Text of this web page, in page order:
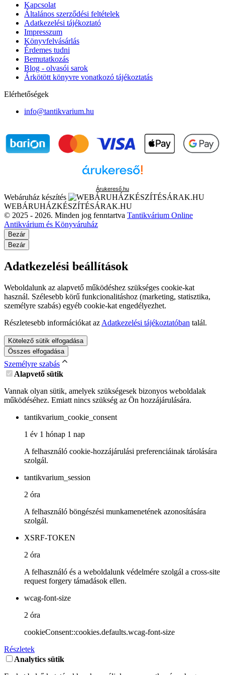
Kapcsolat
Általános szerződési feltételek
Adatkezelési tájékoztató
Impresszum
Könyvfelvásárlás
Érdemes tudni
Bemutatkozás
Blog - olvasói sarok
Árkötött könyvre vonatkozó tájékoztatás
Elérhetőségek
info@tantikvarium.hu
Árukereső.hu
Webáruház készítés
WEBÁRUHÁZKÉSZÍTÉSÁRAK.HU
© 2025 - 2026. Minden jog fenntartva Tantikvárium Online
Antikvárium és Könyváruház
Bezár
Bezár
Adatkezelési beállítások
Weboldalunk az alapvető működéshez szükséges cookie-kat
használ. Szélesebb körű funkcionalitáshoz (marketing, statisztika,
személyre szabás) egyéb cookie-kat engedélyezhet.
Részletesebb információkat az Adatkezelési tájékoztatóban talál.
Kötelező sütik elfogadása
Összes elfogadása
Személyre szabás
Alapvető sütik
Vannak olyan sütik, amelyek szükségesek bizonyos weboldalak
működéséhez. Emiatt nincs szükség az Ön hozzájárulására.
tantikvarium_cookie_consent
1 év 1 hónap 1 nap
A felhasználó cookie-hozzájárulási preferenciáinak tárolására
szolgál.
tantikvarium_session
2 óra
A felhasználó böngészési munkamenetének azonosítására
szolgál.
XSRF-TOKEN
2 óra
A felhasználó és a weboldalunk védelmére szolgál a cross-site
request forgery támadások ellen.
wcag-font-size
2 óra
cookieConsent::cookies.defaults.wcag-font-size
Részletek
Analytics sütik